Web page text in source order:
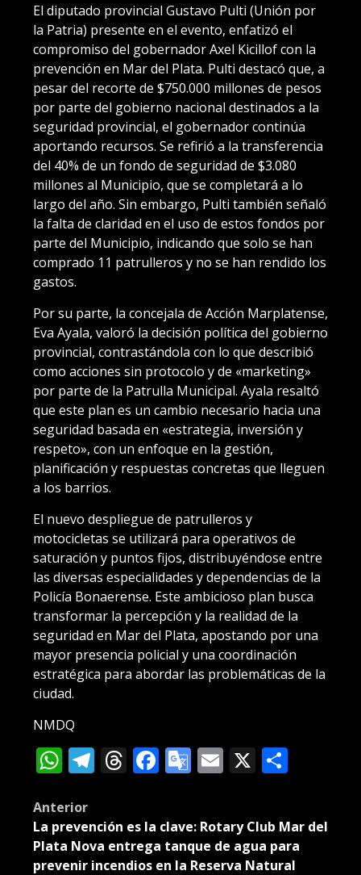
El diputado provincial Gustavo Pulti (Unión por
la Patria) presente en el evento, enfatizó el
compromiso del gobernador Axel Kicillof con la
prevención en Mar del Plata. Pulti destacó que, a
pesar del recorte de $750.000 millones de pesos
por parte del gobierno nacional destinados a la
seguridad provincial, el gobernador continúa
aportando recursos. Se refirió a la transferencia
del 40% de un fondo de seguridad de $3.080
millones al Municipio, que se completará a lo
largo del año. Sin embargo, Pulti también señaló
la falta de claridad en el uso de estos fondos por
parte del Municipio, indicando que solo se han
comprado 11 patrulleros y no se han rendido los
gastos.
Por su parte, la concejala de Acción Marplatense,
Eva Ayala, valoró la decisión política del gobierno
provincial, contrastándola con lo que describió
como acciones sin protocolo y de «marketing»
por parte de la Patrulla Municipal. Ayala resaltó
que este plan es un cambio necesario hacia una
seguridad basada en «estrategia, inversión y
respeto», con un enfoque en la gestión,
planificación y respuestas concretas que lleguen
a los barrios.
El nuevo despliegue de patrulleros y
motocicletas se utilizará para operativos de
saturación y puntos fijos, distribuyéndose entre
las diversas especialidades y dependencias de la
Policía Bonaerense. Este ambicioso plan busca
transformar la percepción y la realidad de la
seguridad en Mar del Plata, apostando por una
mayor presencia policial y una coordinación
estratégica para abordar las problemáticas de la
ciudad.
NMDQ
WhatsApp
Telegram
Threads
Facebook
Google
Translate
Email
X
Post
navigation
Anterior
La prevención es la clave: Rotary Club Mar del
Plata Nova entrega tanque de agua para
prevenir incendios en la Reserva Natural